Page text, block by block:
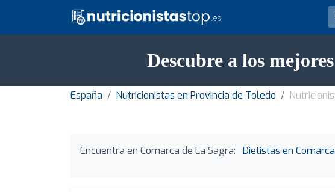
Descubre a los
España Nutricionistas en Provincia de Toledo
Encuentra en Comarca de La Sagra: Dietistas en